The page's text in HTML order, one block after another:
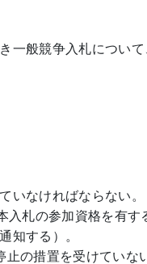
般競争入札について
いなければならない。
入札の参加資格を有
知する）。
の措置を受けていな